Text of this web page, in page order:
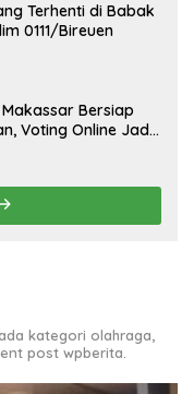
Terhenti di Babak
0111/Bireuen
Makassar Bersiap
Voting Online Jadi
kategori olahraga,
post wpberita.